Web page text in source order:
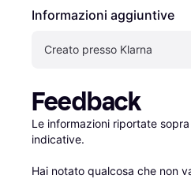
Informazioni aggiuntive
Creato presso Klarna
Feedback
Le informazioni riportate
indicative.
Hai notato qualcosa che non